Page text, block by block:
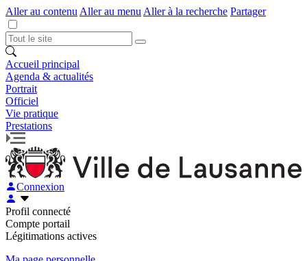
Aller au contenu Aller au menu Aller à la recherche Partager
Accueil principal
Agenda & actualités
Portrait
Officiel
Vie pratique
Prestations
Connexion
Profil connecté
Compte portail
Légitimations actives